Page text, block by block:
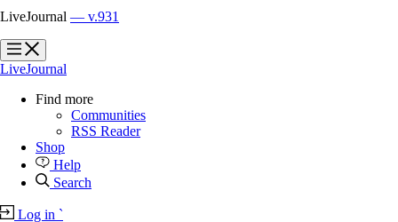
LiveJournal — v.931
?
?
LiveJournal
Find more
Communities
RSS Reader
Shop
Help
Search
Log in `